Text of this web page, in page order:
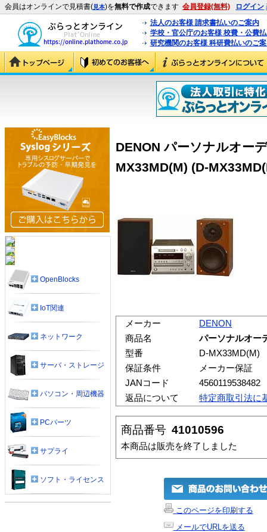
会員はオンラインで見積書(見本)を無料で作成できます 会員登録(無料) ログイン
法人のお客様 請求書払いのご案内
学校・官公庁のお客様 校費・公費
研究機関のお客様 科研費払いのご
DENON パーソナルオー
MX33MD(M) (D-
メーカー
DENON
商品名
パーソナルオー
型番
D-MX33MD(M)
保証条件
メーカー保証
JANコード
4560119538482
返品について
特定商取引法に
商品番号 41010596
本商品は販売を終了しました
このページを印刷する
メールでURLを送る
OpenBlocks
IoT関連
ネットワーク
サーバ・ストレージ
パソコン・周辺機器
PCパーツ
サプライ
ソフト・ライセンス